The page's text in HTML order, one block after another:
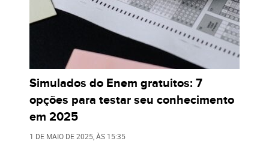
Simulados do Enem gratuitos: 7
opções para testar seu conhecimento
em 2025
1 DE MAIO DE 2025, ÀS 15:35